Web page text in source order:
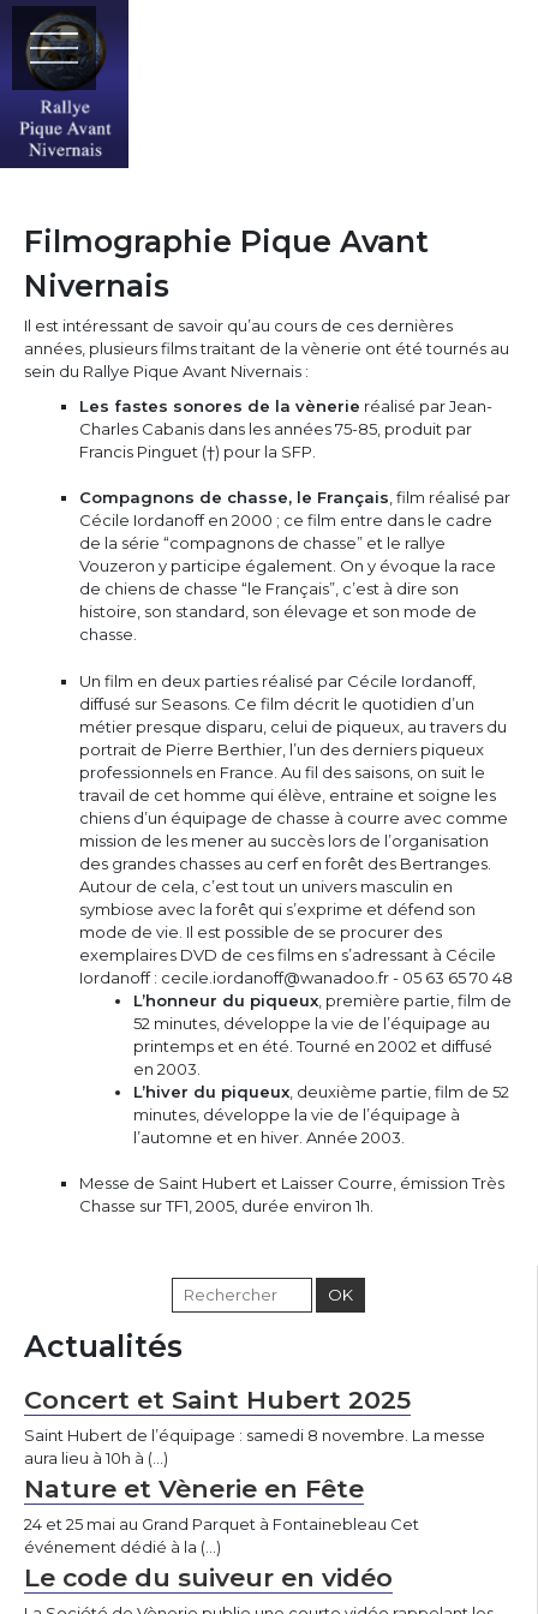
Filmographie Pique Avant
Nivernais
Il est intéressant de savoir qu’au cours de ces dernières
années, plusieurs films traitant de la vènerie ont été tournés au
sein du Rallye Pique Avant Nivernais :
Les fastes sonores de la vènerie réalisé par Jean-
Charles Cabanis dans les années 75-85, produit par
Francis Pinguet (†) pour la SFP.
Compagnons de chasse, le Français, film réalisé par
Cécile Iordanoff en 2000 ; ce film entre dans le cadre
de la série “compagnons de chasse” et le rallye
Vouzeron y participe également. On y évoque la race
de chiens de chasse “le Français”, c’est à dire son
histoire, son standard, son élevage et son mode de
chasse.
Un film en deux parties réalisé par Cécile Iordanoff,
diffusé sur Seasons. Ce film décrit le quotidien d’un
métier presque disparu, celui de piqueux, au travers du
portrait de Pierre Berthier, l’un des derniers piqueux
professionnels en France. Au fil des saisons, on suit le
travail de cet homme qui élève, entraine et soigne les
chiens d’un équipage de chasse à courre avec comme
mission de les mener au succès lors de l’organisation
des grandes chasses au cerf en forêt des Bertranges.
Autour de cela, c’est tout un univers masculin en
symbiose avec la forêt qui s’exprime et défend son
mode de vie. Il est possible de se procurer des
exemplaires DVD de ces films en s’adressant à Cécile
Iordanoff : cecile.iordanoff@wanadoo.fr - 05 63 65 70 48
L’honneur du piqueux , première partie, film de
52 minutes, développe la vie de l’équipage au
printemps et en été. Tourné en 2002 et diffusé
en 2003.
L’hiver du piqueux , deuxième partie, film de 52
minutes, développe la vie de l’équipage à
l’automne et en hiver. Année 2003.
Messe de Saint Hubert et Laisser Courre, émission Très
Chasse sur TF1, 2005, durée environ 1h.
Actualités
Concert et Saint Hubert 2025
Saint Hubert de l’équipage : samedi 8 novembre. La messe
aura lieu à 10h à (…)
Nature et Vènerie en Fête
24 et 25 mai au Grand Parquet à Fontainebleau Cet
événement dédié à la (…)
Le code du suiveur en vidéo